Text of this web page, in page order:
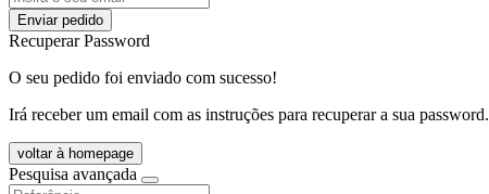
Enviar pedido
Recuperar Password
O seu pedido foi enviado com sucesso!
Irá receber um email com as instruções para recuperar a sua password.
voltar à homepage
Pesquisa avançada